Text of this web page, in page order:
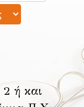
ή και